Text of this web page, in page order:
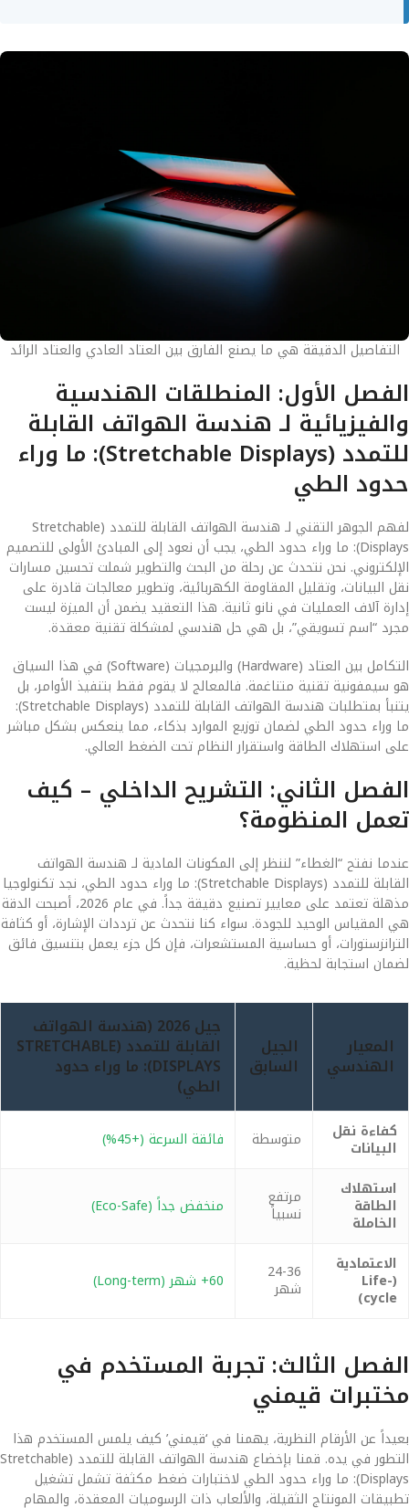
التفاصيل الدقيقة هي ما يصنع الفارق بين العتاد العادي والعتاد الرائد
الفصل الأول: المنطلقات الهندسية
والفيزيائية لـ هندسة الهواتف القابلة
للتمدد (Stretchable Displays): ما وراء
حدود الطي
لفهم الجوهر التقني لـ هندسة الهواتف القابلة للتمدد (Stretchable
Displays): ما وراء حدود الطي، يجب أن نعود إلى المبادئ الأولى للتصميم
الإلكتروني. نحن نتحدث عن رحلة من البحث والتطوير شملت تحسين مسارات
نقل البيانات، وتقليل المقاومة الكهربائية، وتطوير معالجات قادرة على
إدارة آلاف العمليات في نانو ثانية. هذا التعقيد يضمن أن الميزة ليست
مجرد “اسم تسويقي”، بل هي حل هندسي لمشكلة تقنية معقدة.
التكامل بين العتاد (Hardware) والبرمجيات (Software) في هذا السياق
هو سيمفونية تقنية متناغمة. فالمعالج لا يقوم فقط بتنفيذ الأوامر، بل
يتنبأ بمتطلبات هندسة الهواتف القابلة للتمدد (Stretchable Displays):
ما وراء حدود الطي لضمان توزيع الموارد بذكاء، مما ينعكس بشكل مباشر
على استهلاك الطاقة واستقرار النظام تحت الضغط العالي.
الفصل الثاني: التشريح الداخلي – كيف
تعمل المنظومة؟
عندما نفتح “الغطاء” لننظر إلى المكونات المادية لـ هندسة الهواتف
القابلة للتمدد (Stretchable Displays): ما وراء حدود الطي، نجد تكنولوجيا
مذهلة تعتمد على معايير تصنيع دقيقة جداً. في عام 2026، أصبحت الدقة
هي المقياس الوحيد للجودة. سواء كنا نتحدث عن ترددات الإشارة، أو كثافة
الترانزستورات، أو حساسية المستشعرات، فإن كل جزء يعمل بتنسيق فائق
لضمان استجابة لحظية.
المعيار
الهندسي
الجيل
السابق
جيل 2026 (هندسة الهواتف
القابلة للتمدد (STRETCHABLE
DISPLAYS): ما وراء حدود
الطي)
كفاءة نقل
البيانات متوسطة
فائقة السرعة (+45%)
استهلاك
الطاقة
الخاملة
مرتفع
نسبياً منخفض جداً (Eco-Safe)
الاعتمادية
(Life-
cycle)
24-36
شهر 60+ شهر (Long-term)
الفصل الثالث: تجربة المستخدم في
مختبرات قيمني
بعيداً عن الأرقام النظرية، يهمنا في ‘قيمني’ كيف يلمس المستخدم هذا
التطور في يده. قمنا بإخضاع هندسة الهواتف القابلة للتمدد (Stretchable
Displays): ما وراء حدود الطي لاختبارات ضغط مكثفة تشمل تشغيل
تطبيقات المونتاج الثقيلة، والألعاب ذات الرسوميات المعقدة، والمهام